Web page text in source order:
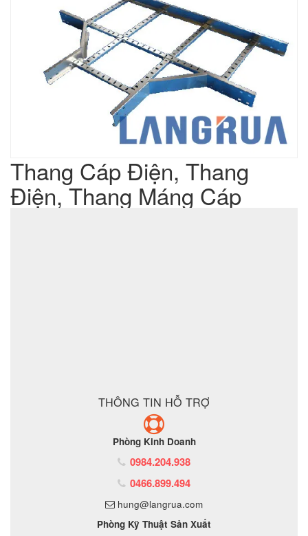
Thang Cáp Điện, Thang
Điện, Thang Máng Cáp
THÔNG TIN HỖ TRỢ
Phòng Kinh Doanh
0984.204.938
0466.899.494
hung@langrua.com
Phòng Kỹ Thuật Sản Xuất